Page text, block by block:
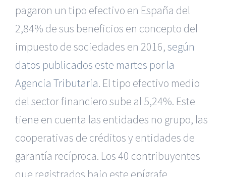
pagaron un tipo efectivo en España del
2,84% de sus beneficios en concepto del
impuesto de sociedades en 2016,según
datos publicados este martes por la
Agencia Tributaria. El tipo efectivo medio
del sector financiero sube al 5,24%. Este
tiene en cuenta las entidades no grupo, las
cooperativas de créditos y entidades de
garantía recíproca. Los 40 contribuyentes
que registrados bajo este epígrafe,